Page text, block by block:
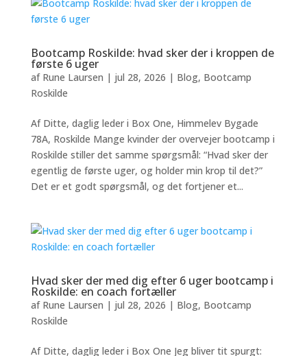
Bootcamp Roskilde: hvad sker der i kroppen de
første 6 uger
af Rune Laursen | jul 28, 2026 | Blog, Bootcamp
Roskilde
Af Ditte, daglig leder i Box One, Himmelev Bygade
78A, Roskilde Mange kvinder der overvejer bootcamp i
Roskilde stiller det samme spørgsmål: “Hvad sker der
egentlig de første uger, og holder min krop til det?”
Det er et godt spørgsmål, og det fortjener et...
Hvad sker der med dig efter 6 uger bootcamp i
Roskilde: en coach fortæller
af Rune Laursen | jul 28, 2026 | Blog, Bootcamp
Roskilde
Af Ditte, daglig leder i Box One Jeg bliver tit spurgt: